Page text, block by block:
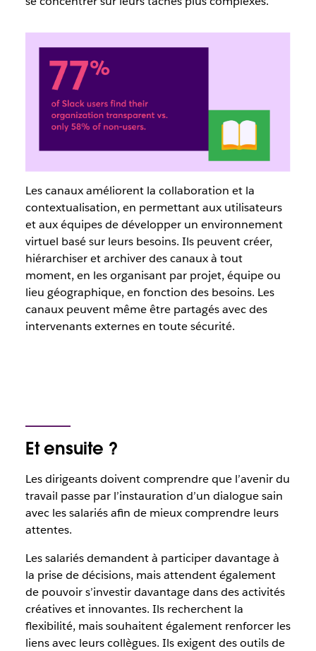
Les canaux améliorent la collaboration et la
contextualisation, en permettant aux utilisateurs
et aux équipes de développer un environnement
virtuel basé sur leurs besoins. Ils peuvent créer,
hiérarchiser et archiver des canaux à tout
moment, en les organisant par projet, équipe ou
lieu géographique, en fonction des besoins. Les
canaux peuvent même être partagés avec des
intervenants externes en toute sécurité.
Et ensuite ?
Les dirigeants doivent comprendre que l’avenir du
travail passe par l’instauration d’un dialogue sain
avec les salariés afin de mieux comprendre leurs
attentes.
Les salariés demandent à participer davantage à
la prise de décisions, mais attendent également
de pouvoir s’investir davantage dans des activités
créatives et innovantes. Ils recherchent la
flexibilité, mais souhaitent également renforcer les
liens avec leurs collègues. Ils exigent des outils de